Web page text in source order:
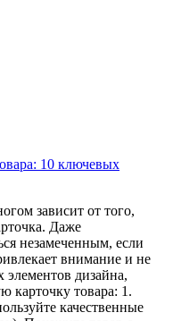
10 ключевых
зависит от того,
Даже
незамеченным, если
внимание и не
дизайна,
карточку товара: 1.
качественные